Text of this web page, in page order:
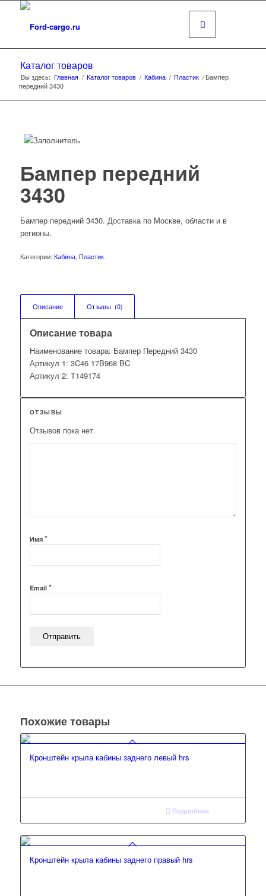
Каталог товаров
Вы здесь: Главная / Каталог товаров / Кабина / Пластик / Бампер
передний 3430
Бампер передний
3430
Бампер передний 3430. Доставка по Москве, области и в
регионы.
Категории: Кабина, Пластик.
Описание Отзывы  (0)
Описание товара
Наименование товара: Бампер Передний 3430
Артикул 1: 3C46 17B968 BC
Артикул 2: T149174
ОТЗЫВЫ
Отзывов пока нет.
Имя *
Email *
Похожие товары
Кронштейн крыла кабины заднего левый hrs
Подробнее
Кронштейн крыла кабины заднего правый hrs